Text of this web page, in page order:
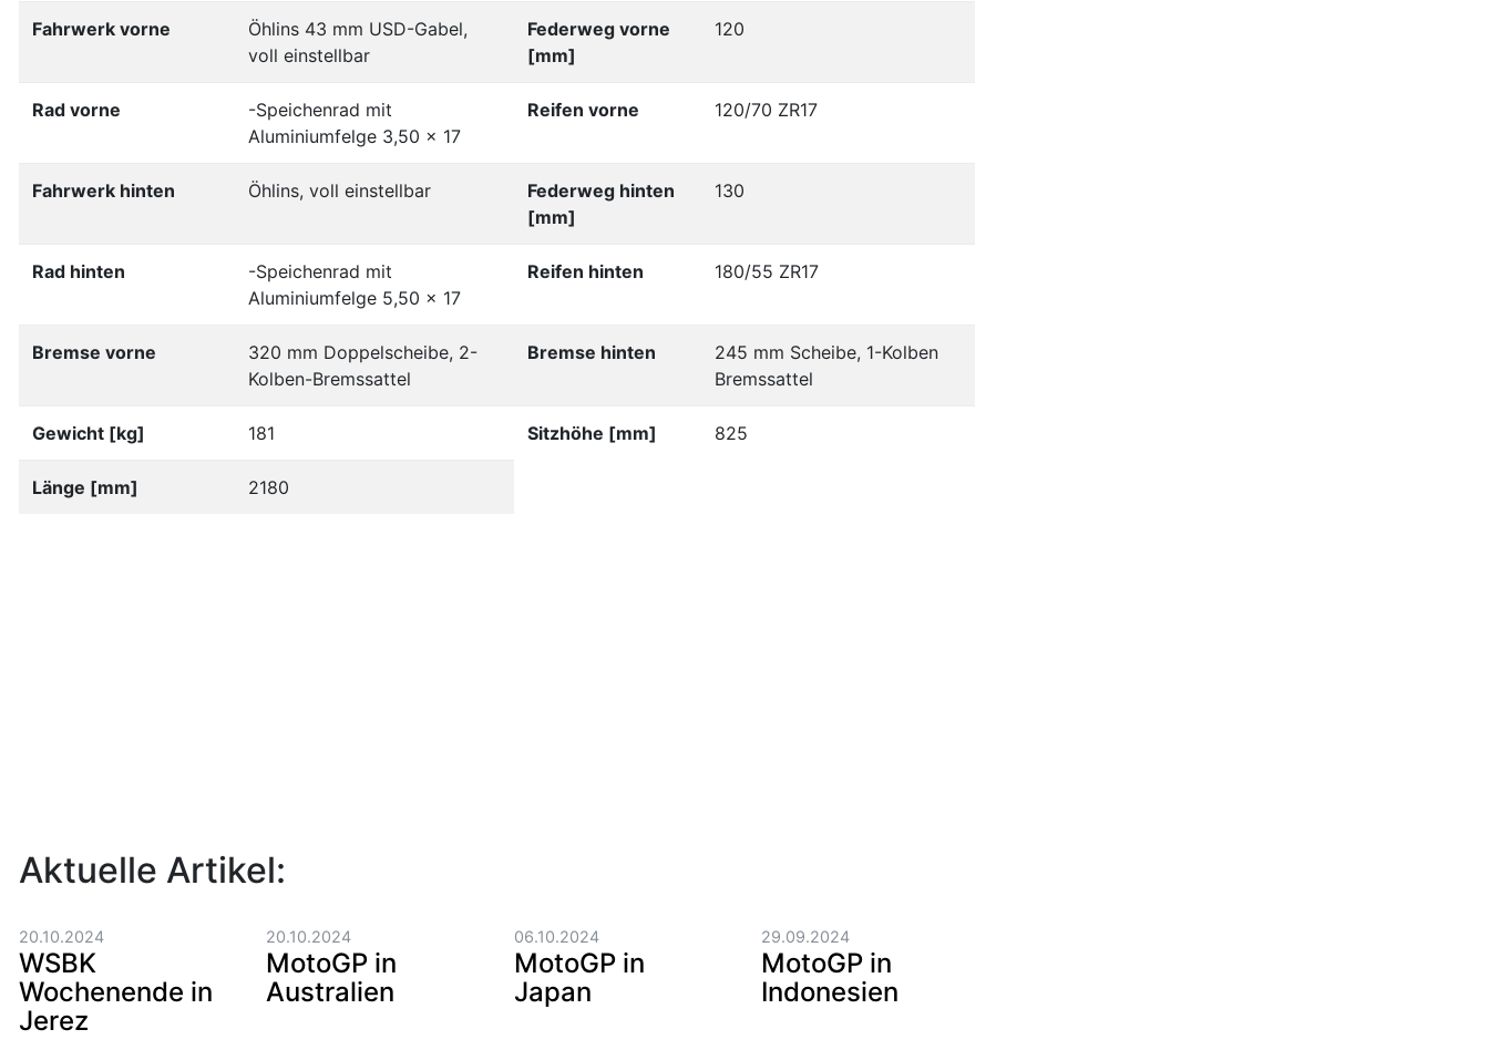
Fahrwerk vorne
Öhlins 43 mm USD-Gabel,
voll einstellbar
Federweg vorne
[mm]
120
Rad vorne
-Speichenrad mit
Aluminiumfelge 3,50 x 17
Reifen vorne 120/70 ZR17
Fahrwerk hinten Öhlins, voll einstellbar
Federweg hinten
[mm]
130
Rad hinten
-Speichenrad mit
Aluminiumfelge 5,50 x 17
Reifen hinten 180/55 ZR17
Bremse vorne
320 mm Doppelscheibe, 2-
Kolben-Bremssattel
Bremse hinten
245 mm Scheibe, 1-Kolben
Bremssattel
Gewicht [kg] 181 Sitzhöhe [mm] 825
Länge [mm] 2180
Aktuelle Artikel:
20.10.2024
WSBK
Wochenende in
Jerez
20.10.2024
MotoGP in
Australien
06.10.2024
MotoGP in
Japan
29.09.2024
MotoGP in
Indonesien